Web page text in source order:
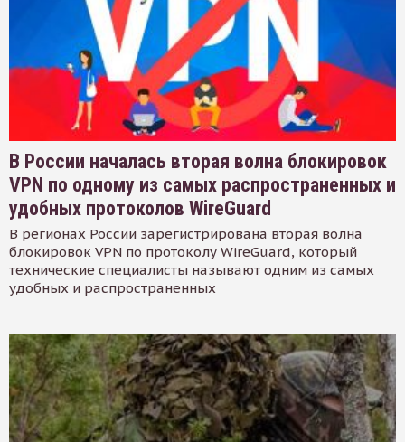
В России началась вторая волна блокировок
VPN по одному из самых распространенных и
удобных протоколов WireGuard
В регионах России зарегистрирована вторая волна
блокировок VPN по протоколу WireGuard, который
технические специалисты называют одним из самых
удобных и распространенных